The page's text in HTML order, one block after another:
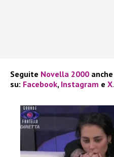
Seguite Novella 2000 anche
su: Facebook, Instagram e X.